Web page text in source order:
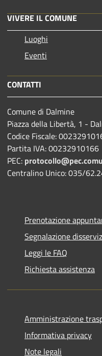
VIVERE IL COMUNE
Luoghi
Eventi
CONTATTI
Comune di Dalmine
Piazza della Libertà, 1 -
Codice Fiscale:
Partita IVA: 00232910166
PEC:
Centralino Unico: 035/
Prenotazione
Segnalazione
Leggi le FAQ
Richiesta assistenza
Amministrazione
Informativa privacy
Note legali